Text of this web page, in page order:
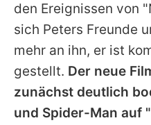
den Ereignissen von
sich Peters Freunde
mehr an ihn, er ist
gestellt. Der neue
zunächst deutlich
und Spider-Man auf